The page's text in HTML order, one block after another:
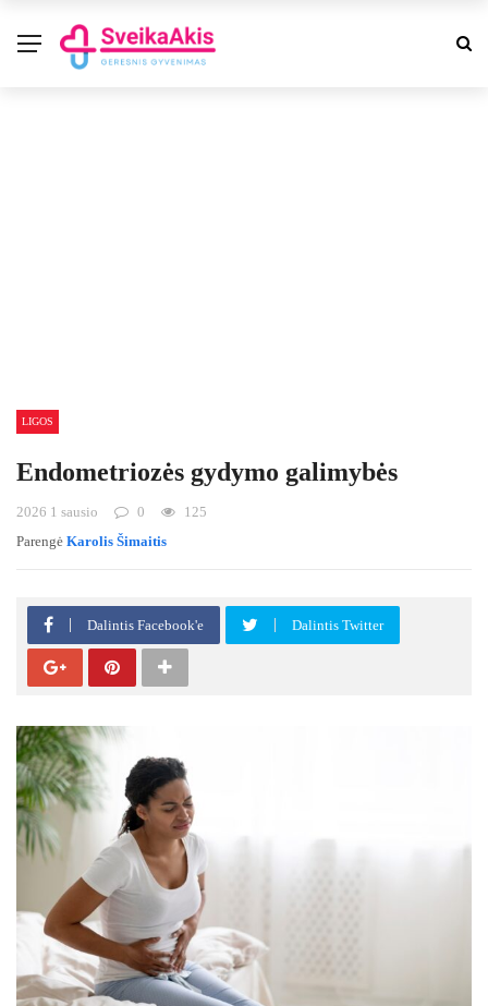
LIGOS
Endometriozės gydymo galimybės
2026 1 sausio 0
125
Parengė Karolis Šimaitis
Dalintis Facebook'e Dalintis Twitter